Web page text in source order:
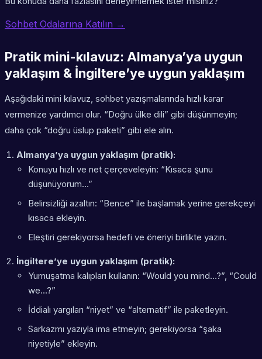
Sohbet Odalarına Katılın →
Pratik mini-kılavuz: Almanya’ya uygun
yaklaşım & İngiltere’ye uygun yaklaşım
Aşağıdaki mini kılavuz, sohbet yazışmalarında hızlı karar
vermenize yardımcı olur. “Doğru ülke dili” gibi düşünmeyin;
daha çok “doğru üslup paketi” gibi ele alın.
Almanya’ya uygun yaklaşım (pratik):
Konuyu hızlı ve net çerçeveleyin: “Kısaca şunu
düşünüyorum…”
Belirsizliği azaltın: “Bence” ile başlamak yerine gerekçeyi
kısaca ekleyin.
Eleştiri gerekiyorsa hedefi ve öneriyi birlikte yazın.
İngiltere’ye uygun yaklaşım (pratik):
Yumuşatma kalıpları kullanın: “Would you mind…?”, “Could
we…?”
İddialı yargıları “niyet” ve “alternatif” ile paketleyin.
Sarkazmı yazıyla ima etmeyin; gerekiyorsa “şaka
niyetiyle” ekleyin.